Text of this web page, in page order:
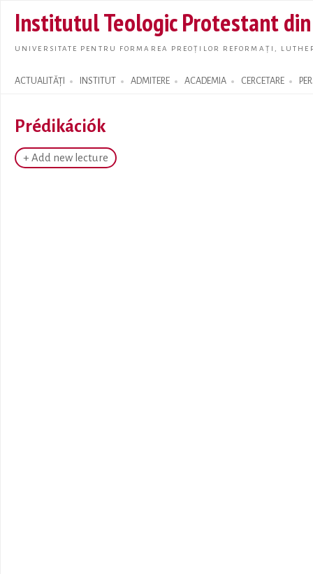
main
Institutul Teologic Protestant
UNIVERSITATE PENTRU FORMAREA PREOȚILOR REFORMAȚI,
ACTUALITĂȚI INSTITUT ADMITERE ACADEMIA CERCETARE
Search form
Prédikációk
+ Add new lecture